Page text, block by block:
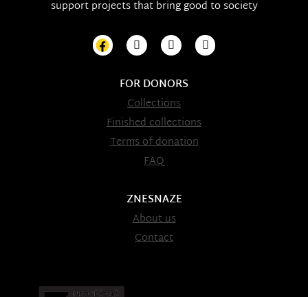
support projects that bring good to society
FOR DONORS
Collections
Finished collections
Terms of donation
FAQ
ZNESNAZE
About us
Contact